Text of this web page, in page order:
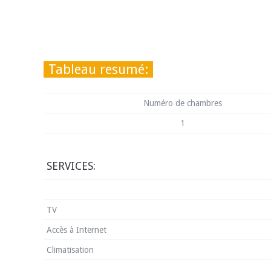
Tableau resumé:
Numéro de chambres
1
SERVICES:
TV
Accès à Internet
Climatisation